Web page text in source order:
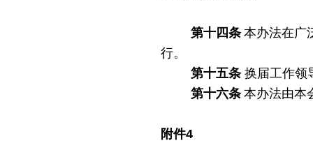
第十四条 本办法在广
行。
第十五条 换届工作领
第十六条 本办法由本
附件4